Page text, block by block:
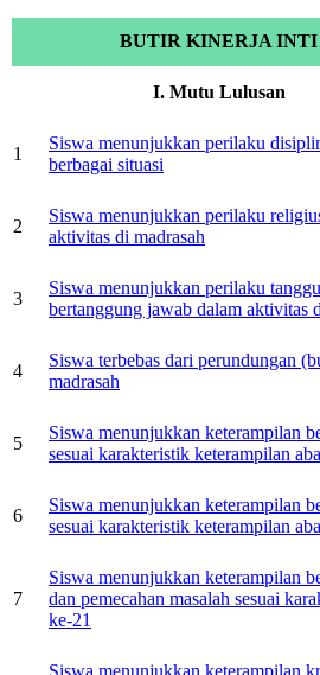
BUTIR KINERJA INTI
I. Mutu Lulusan
1
Siswa menunjukkan perilaku
berbagai situasi
2
Siswa menunjukkan perilaku
aktivitas di madrasah
3
Siswa menunjukkan perilaku
bertanggung jawab dalam aktivitas
4
Siswa terbebas dari perundungan
madrasah
5
Siswa menunjukkan keterampilan
sesuai karakteristik keterampilan
6
Siswa menunjukkan keterampilan
sesuai karakteristik keterampilan
7
Siswa menunjukkan keterampilan
dan pemecahan masalah sesuai
ke-21
Siswa menunjukkan keterampilan